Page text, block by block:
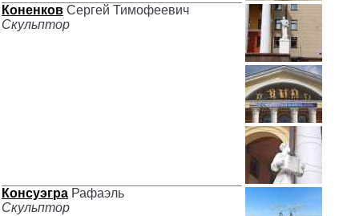
Коненков Сергей Тимофеевич
Скульптор
Консуэгра Рафаэль
Скульптор